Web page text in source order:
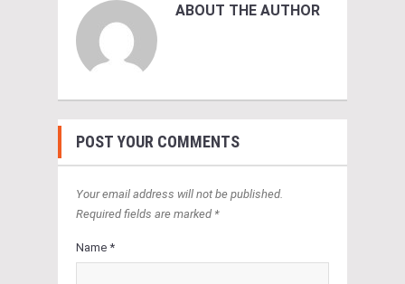
ABOUT THE AUTHOR
POST YOUR COMMENTS
Your email address will not be published.
Required fields are marked *
Name *